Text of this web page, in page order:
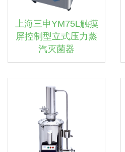
上海三申YM75L触摸
屏控制型立式压力蒸
汽灭菌器